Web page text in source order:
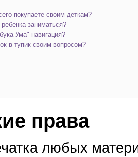
покупаете своим деткам?
заниматься?
Ума" навигация?
в тупик своим вопросом?
права
любых